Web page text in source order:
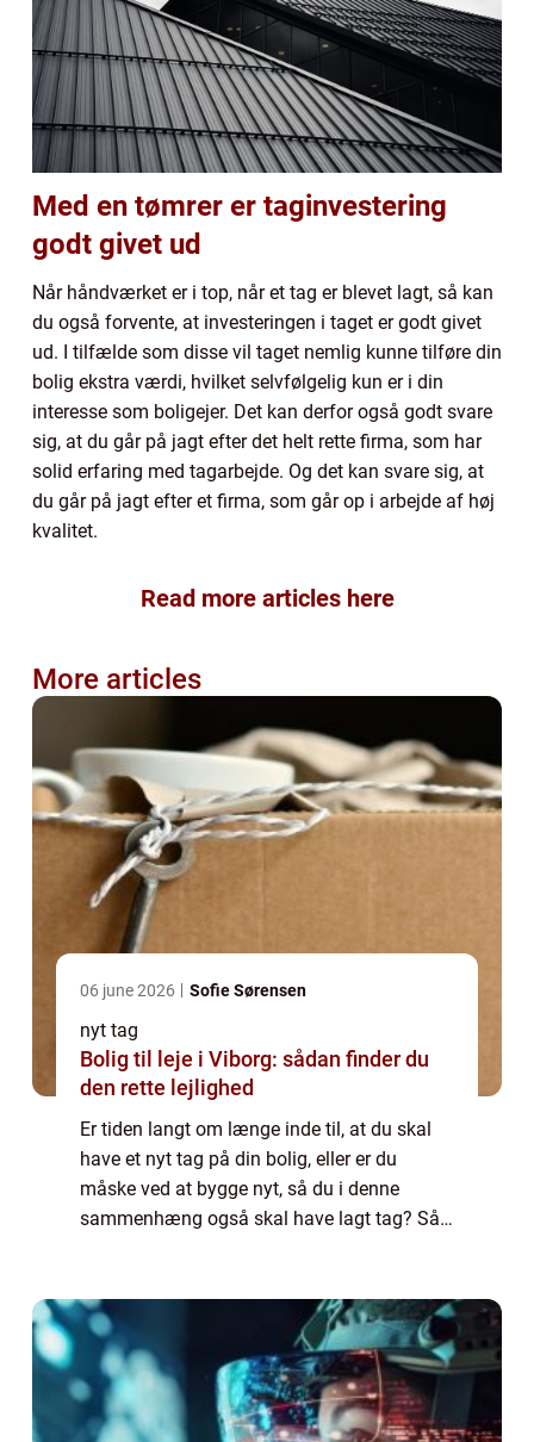
Med en tømrer er taginvestering
godt givet ud
Når håndværket er i top, når et tag er blevet lagt, så kan
du også forvente, at investeringen i taget er godt givet
ud. I tilfælde som disse vil taget nemlig kunne tilføre din
bolig ekstra værdi, hvilket selvfølgelig kun er i din
interesse som boligejer. Det kan derfor også godt svare
sig, at du går på jagt efter det helt rette firma, som har
solid erfaring med tagarbejde. Og det kan svare sig, at
du går på jagt efter et firma, som går op i arbejde af høj
kvalitet.
Read more articles here
More articles
06 june 2026 Sofie Sørensen
nyt tag
Bolig til leje i Viborg: sådan finder du
den rette lejlighed
Er tiden langt om længe inde til, at du skal
have et nyt tag på din bolig, eller er du
måske ved at bygge nyt, så du i denne
sammenhæng også skal have lagt tag? Så